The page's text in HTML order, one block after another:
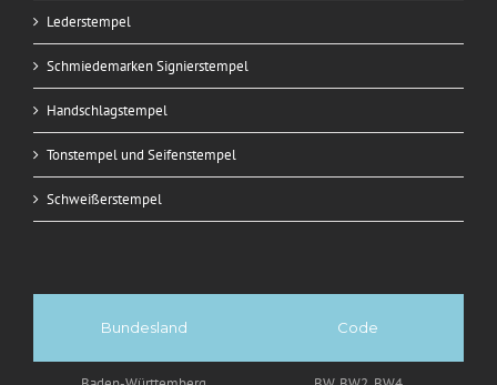
Lederstempel
Schmiedemarken Signierstempel
Handschlagstempel
Tonstempel und Seifenstempel
Schweißerstempel
Bundesland Code